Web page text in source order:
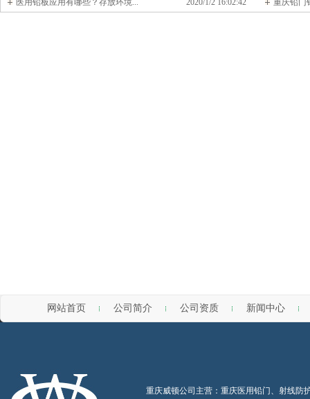
2020/1/2 16:02:42
医用铅板应用有哪些？存放环境... 重庆铅门
网站首页 公司简介 公司资质 新闻中心
重庆威顿公司主营： 重庆医用铅门、射线防